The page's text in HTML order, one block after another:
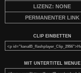
LIZENZ: NONE
PERMANENTER LINK
CLIP EINBETTEN
MIT UNTERTITEL MENUE